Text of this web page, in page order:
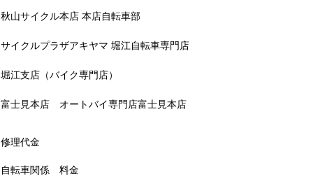
秋山サイクル本店 本店自転車部
サイクルプラザアキヤマ 堀江自転車専門店
堀江支店（バイク専門店）
富士見本店 オートバイ専門店富士見本店
修理代金
自転車関係 料金